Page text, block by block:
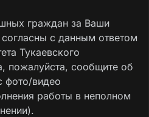
граждан за Ваши
с данным ответом
Тукаевского
пожалуйста, сообщите об
фото/видео
работы в неполном